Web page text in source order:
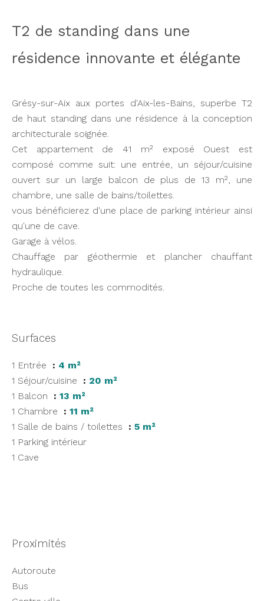
T2 de standing dans une
résidence innovante et élégante
Grésy-sur-Aix aux portes d'Aix-les-Bains, superbe T2
de haut standing dans une résidence à la conception
architecturale soignée.
Cet appartement de 41 m² exposé Ouest est
composé comme suit: une entrée, un séjour/cuisine
ouvert sur un large balcon de plus de 13 m², une
chambre, une salle de bains/toilettes.
vous bénéficierez d'une place de parking intérieur ainsi
qu'une de cave.
Garage à vélos.
Chauffage par géothermie et plancher chauffant
hydraulique.
Proche de toutes les commodités.
Surfaces
1 Entrée
4 m²
1 Séjour/cuisine
20 m²
1 Balcon
13 m²
1 Chambre
11 m²
1 Salle de bains / toilettes
5 m²
1 Parking intérieur
1 Cave
Proximités
Autoroute
Bus